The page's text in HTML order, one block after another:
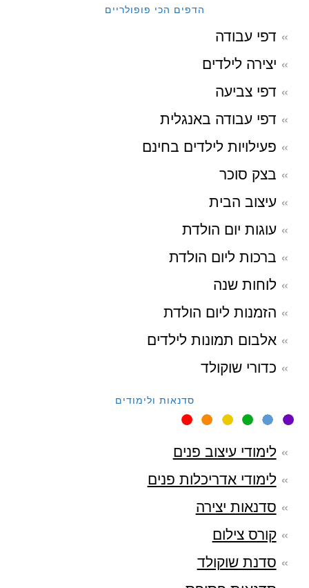
הדפים הכי פופולריים
דפי עבודה
יצירה לילדים
דפי צביעה
דפי עבודה באנגלית
פעילויות לילדים בחינם
בצק סוכר
עיצוב הבית
עוגות יום הולדת
ברכות ליום הולדת
לוחות שנה
הזמנות ליום הולדת
אלבום תמונות לילדים
כדורי שוקולד
סדנאות ולימודים
לימודי עיצוב פנים
לימודי אדריכלות פנים
סדנאות יצירה
קורס צילום
סדנת שוקולד